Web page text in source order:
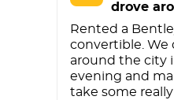
drove
Rented a
convertible. We
around the city
evening and
take some really